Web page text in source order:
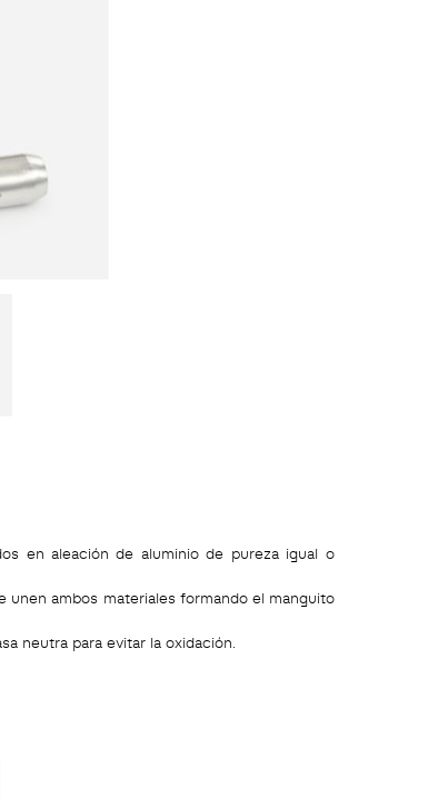
en aleación de aluminio de pureza igual o
ambos materiales formando el manguito
neutra para evitar la oxidación.